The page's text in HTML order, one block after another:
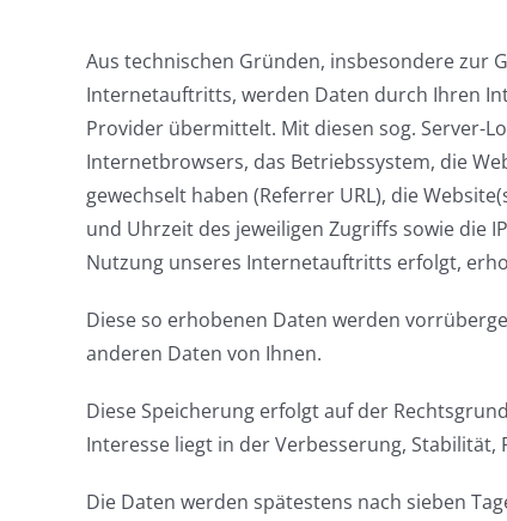
Aus technischen Gründen, insbesondere zur
Internetauftritts, werden Daten durch Ihren
Provider übermittelt. Mit diesen sog. Server-
Internetbrowsers, das Betriebssystem, die
gewechselt haben (Referrer URL), die
und Uhrzeit des jeweiligen Zugriffs sowie die
Nutzung unseres Internetauftritts erfolgt,
Diese so erhobenen Daten werden
anderen Daten von Ihnen.
Diese Speicherung erfolgt auf der
Interesse liegt in der Verbesserung,
Die Daten werden spätestens nach sieben